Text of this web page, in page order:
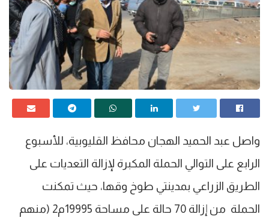
واصل عبد الحميد الهجان محافظ القليوبية، للأسبوع
الرابع على التوالي الحملة المكبرة لإزالة التعديات على
الطريق الزراعي بمدينتي طوخ وقها، حيث تمكنت
الحملة من إزالة 70 حالة على مساحة 19995م2 (منهم